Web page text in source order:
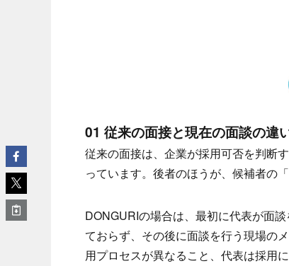
01 従来の面接と現在の面談の違
従来の面接は、企業が採用可否を判断
っています。後者のほうが、候補者の
DONGURIの場合は、最初に代表が面
ておらず、その後に面談を行う現場の
用プロセスが異なること、代表は採用